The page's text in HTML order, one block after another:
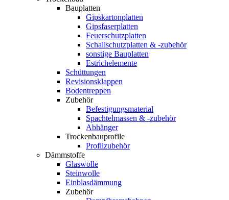
Bauplatten
Gipskartonplatten
Gipsfaserplatten
Feuerschutzplatten
Schallschutzplatten & -zubehör
sonstige Bauplatten
Estrichelemente
Schüttungen
Revisionsklappen
Bodentreppen
Zubehör
Befestigungsmaterial
Spachtelmassen & -zubehör
Abhänger
Trockenbauprofile
Profilzubehör
Dämmstoffe
Glaswolle
Steinwolle
Einblasdämmung
Zubehör